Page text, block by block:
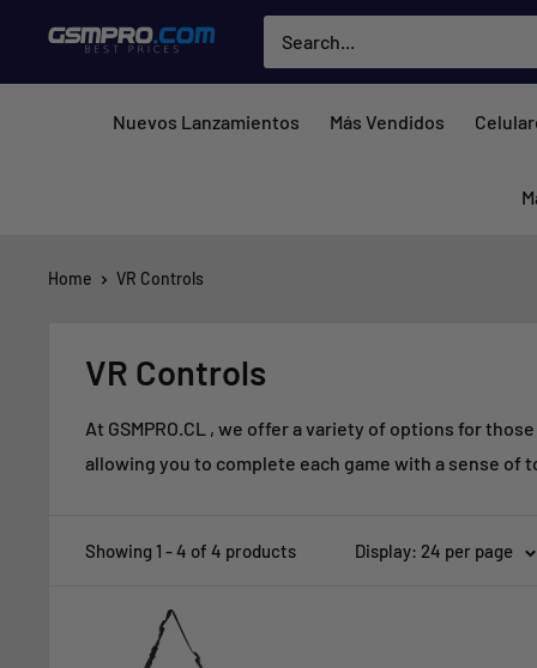
content
GSMPRO.CL
Nuevos Lanzamientos Más Vendidos
Home VR Controls
VR Controls
At GSMPRO.CL , we offer a variety of options for
allowing you to complete each game with a sense of
Showing 1 - 4 of 4 products Display: 24 per page